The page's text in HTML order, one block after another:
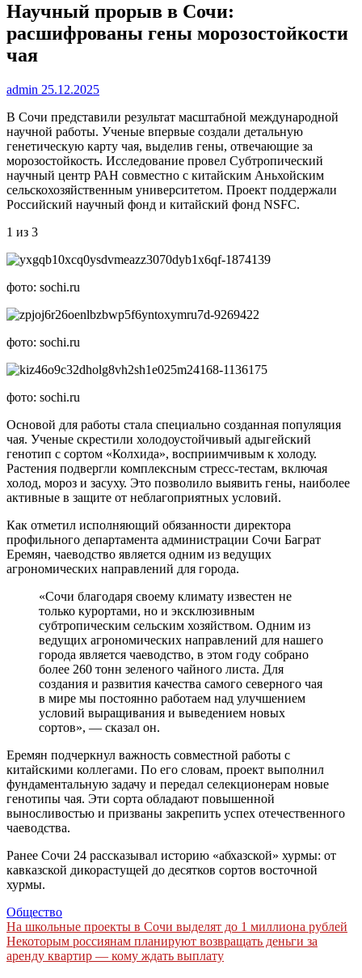
Научный прорыв в Сочи:
расшифрованы гены морозостойкости
чая
admin 25.12.2025
В Сочи представили результат масштабной международной
научной работы. Ученые впервые создали детальную
генетическую карту чая, выделив гены, отвечающие за
морозостойкость. Исследование провел Субтропический
научный центр РАН совместно с китайским Аньхойским
сельскохозяйственным университетом. Проект поддержали
Российский научный фонд и китайский фонд NSFC.
1 из 3
фото: sochi.ru
фото: sochi.ru
фото: sochi.ru
Основой для работы стала специально созданная популяция
чая. Ученые скрестили холодоустойчивый адыгейский
генотип с сортом «Колхида», восприимчивым к холоду.
Растения подвергли комплексным стресс-тестам, включая
холод, мороз и засуху. Это позволило выявить гены, наиболее
активные в защите от неблагоприятных условий.
Как отметил исполняющий обязанности директора
профильного департамента администрации Сочи Баграт
Еремян, чаеводство является одним из ведущих
агрономических направлений для города.
«Сочи благодаря своему климату известен не
только курортами, но и эксклюзивным
субтропическим сельским хозяйством. Одним из
ведущих агрономических направлений для нашего
города является чаеводство, в этом году собрано
более 260 тонн зеленого чайного листа. Для
создания и развития качества самого северного чая
в мире мы постоянно работаем над улучшением
условий выращивания и выведением новых
сортов», — сказал он.
Еремян подчеркнул важность совместной работы с
китайскими коллегами. По его словам, проект выполнил
фундаментальную задачу и передал селекционерам новые
генотипы чая. Эти сорта обладают повышенной
выносливостью и призваны закрепить успех отечественного
чаеводства.
Ранее Сочи 24 рассказывал историю «абхазской» хурмы: от
кавказской дикорастущей до десятков сортов восточной
хурмы.
Общество
Навигация
по
На школьные проекты в Сочи выделят до 1 миллиона рублей
Некоторым россиянам планируют возвращать деньги за
аренду квартир — кому ждать выплату